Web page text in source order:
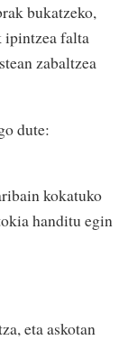
bukatzeko,
ipintzea falta
zabaltzea
dute:
kokatuko
handitu egin
eta askotan